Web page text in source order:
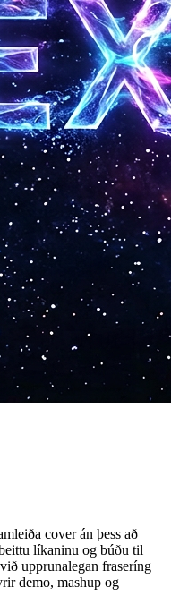
cover án þess að
líkaninu og búðu til
upprunalegan fraseríng
demo, mashup og